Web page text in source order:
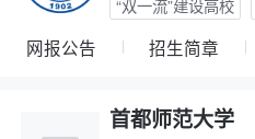
“双一流”建设高校
网报公告 招生简章
首都师范大学